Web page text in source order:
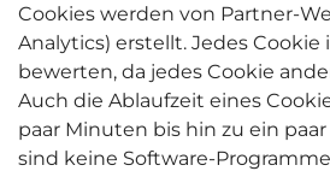
Cookies werden von Partner-
Analytics) erstellt. Jedes
bewerten, da jedes Cookie
Auch die Ablaufzeit eines
paar Minuten bis hin zu ein
sind keine Software-